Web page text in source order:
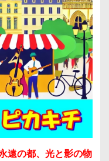
遠の都、光と影の物